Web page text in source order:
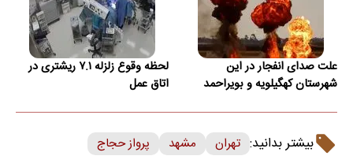
علت صدای انفجار در این
شهرستان کهگیلویه و بویراحمد
لحظه وقوع زلزله ۷.۱ ریشتری در
اتاق عمل
بیشتر بدانید: تهران مشهد پرواز حجاج